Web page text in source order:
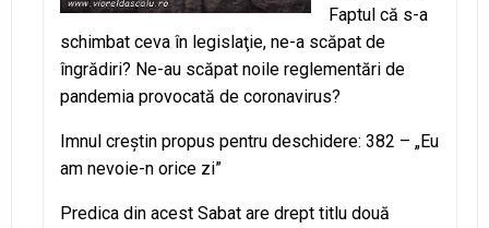
Faptul că s-a
schimbat ceva în legislaţie, ne-a scăpat de
îngrădiri? Ne-au scăpat noile reglementări de
pandemia provocată de coronavirus?
Imnul creştin propus pentru deschidere: 382 – „Eu
am nevoie-n orice zi”
Predica din acest Sabat are drept titlu două